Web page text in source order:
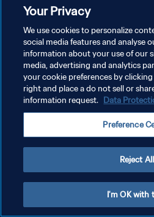
2006.
DATENSCHUTZ
NUTZUNGSBEDINGUNGEN
COOKIE-EINSTELLUNGEN VERWALTEN
Your Privacy
We use cookies to personalize
social media features and analyse
information about your use of our
media, advertising and analytics
your cookie preferences by
right and place a do not sell or
information request. Data
Preference
Reject All
I'm OK with